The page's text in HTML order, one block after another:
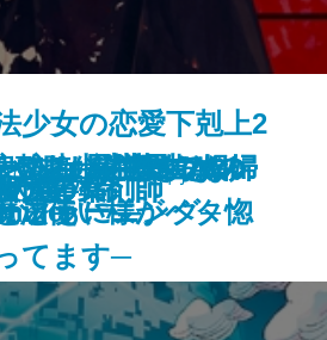
方なんて知らな
恵の命
書
ルは異世界で娼婦
人事件
世の薬剤師
10-180331-9 737円
整時士佐藤スバル
少女の恋愛下剋上2
あり劣等生なの
法使い様がベタ惚
てます─
ション─探偵AIの
プラーニング─
ルは異世界で娼婦
ク
い2―謎解きはジ
ともに―
世の薬剤師